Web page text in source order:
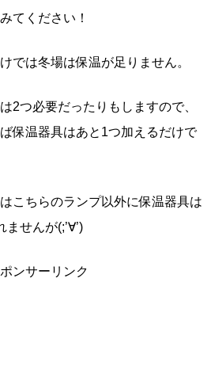
てください！
では冬場は保温が足りません。
2つ必要だったりもしますので、
保温器具はあと1つ加えるだけで
こちらのランプ以外に保温器具は
せんが(;’∀’)
ンサーリンク